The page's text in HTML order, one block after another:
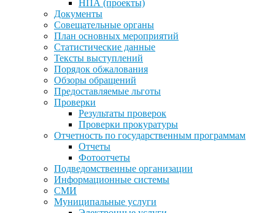
НПА (проекты)
Документы
Совещательные органы
План основных мероприятий
Статистические данные
Тексты выступлений
Порядок обжалования
Обзоры обращений
Предоставляемые льготы
Проверки
Результаты проверок
Проверки прокуратуры
Отчетность по государственным программам
Отчеты
Фотоотчеты
Подведомственные организации
Информационные системы
СМИ
Муниципальные услуги